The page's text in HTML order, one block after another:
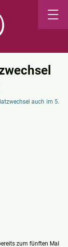
auch im 5.
zum fünften Mal